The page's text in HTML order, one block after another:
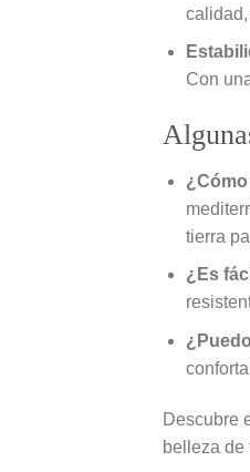
Con
tierra
¿Es
Descubre
belleza de